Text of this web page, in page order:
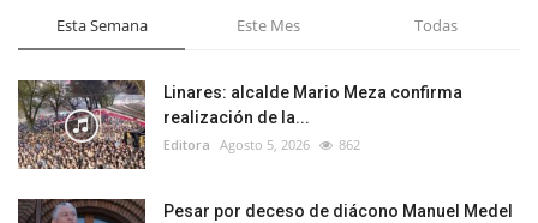
Esta Semana Este Mes Todas
Linares: alcalde Mario Meza confirma
realización de la...
Editora Agosto 5, 2026 862
Pesar por deceso de diácono Manuel Medel